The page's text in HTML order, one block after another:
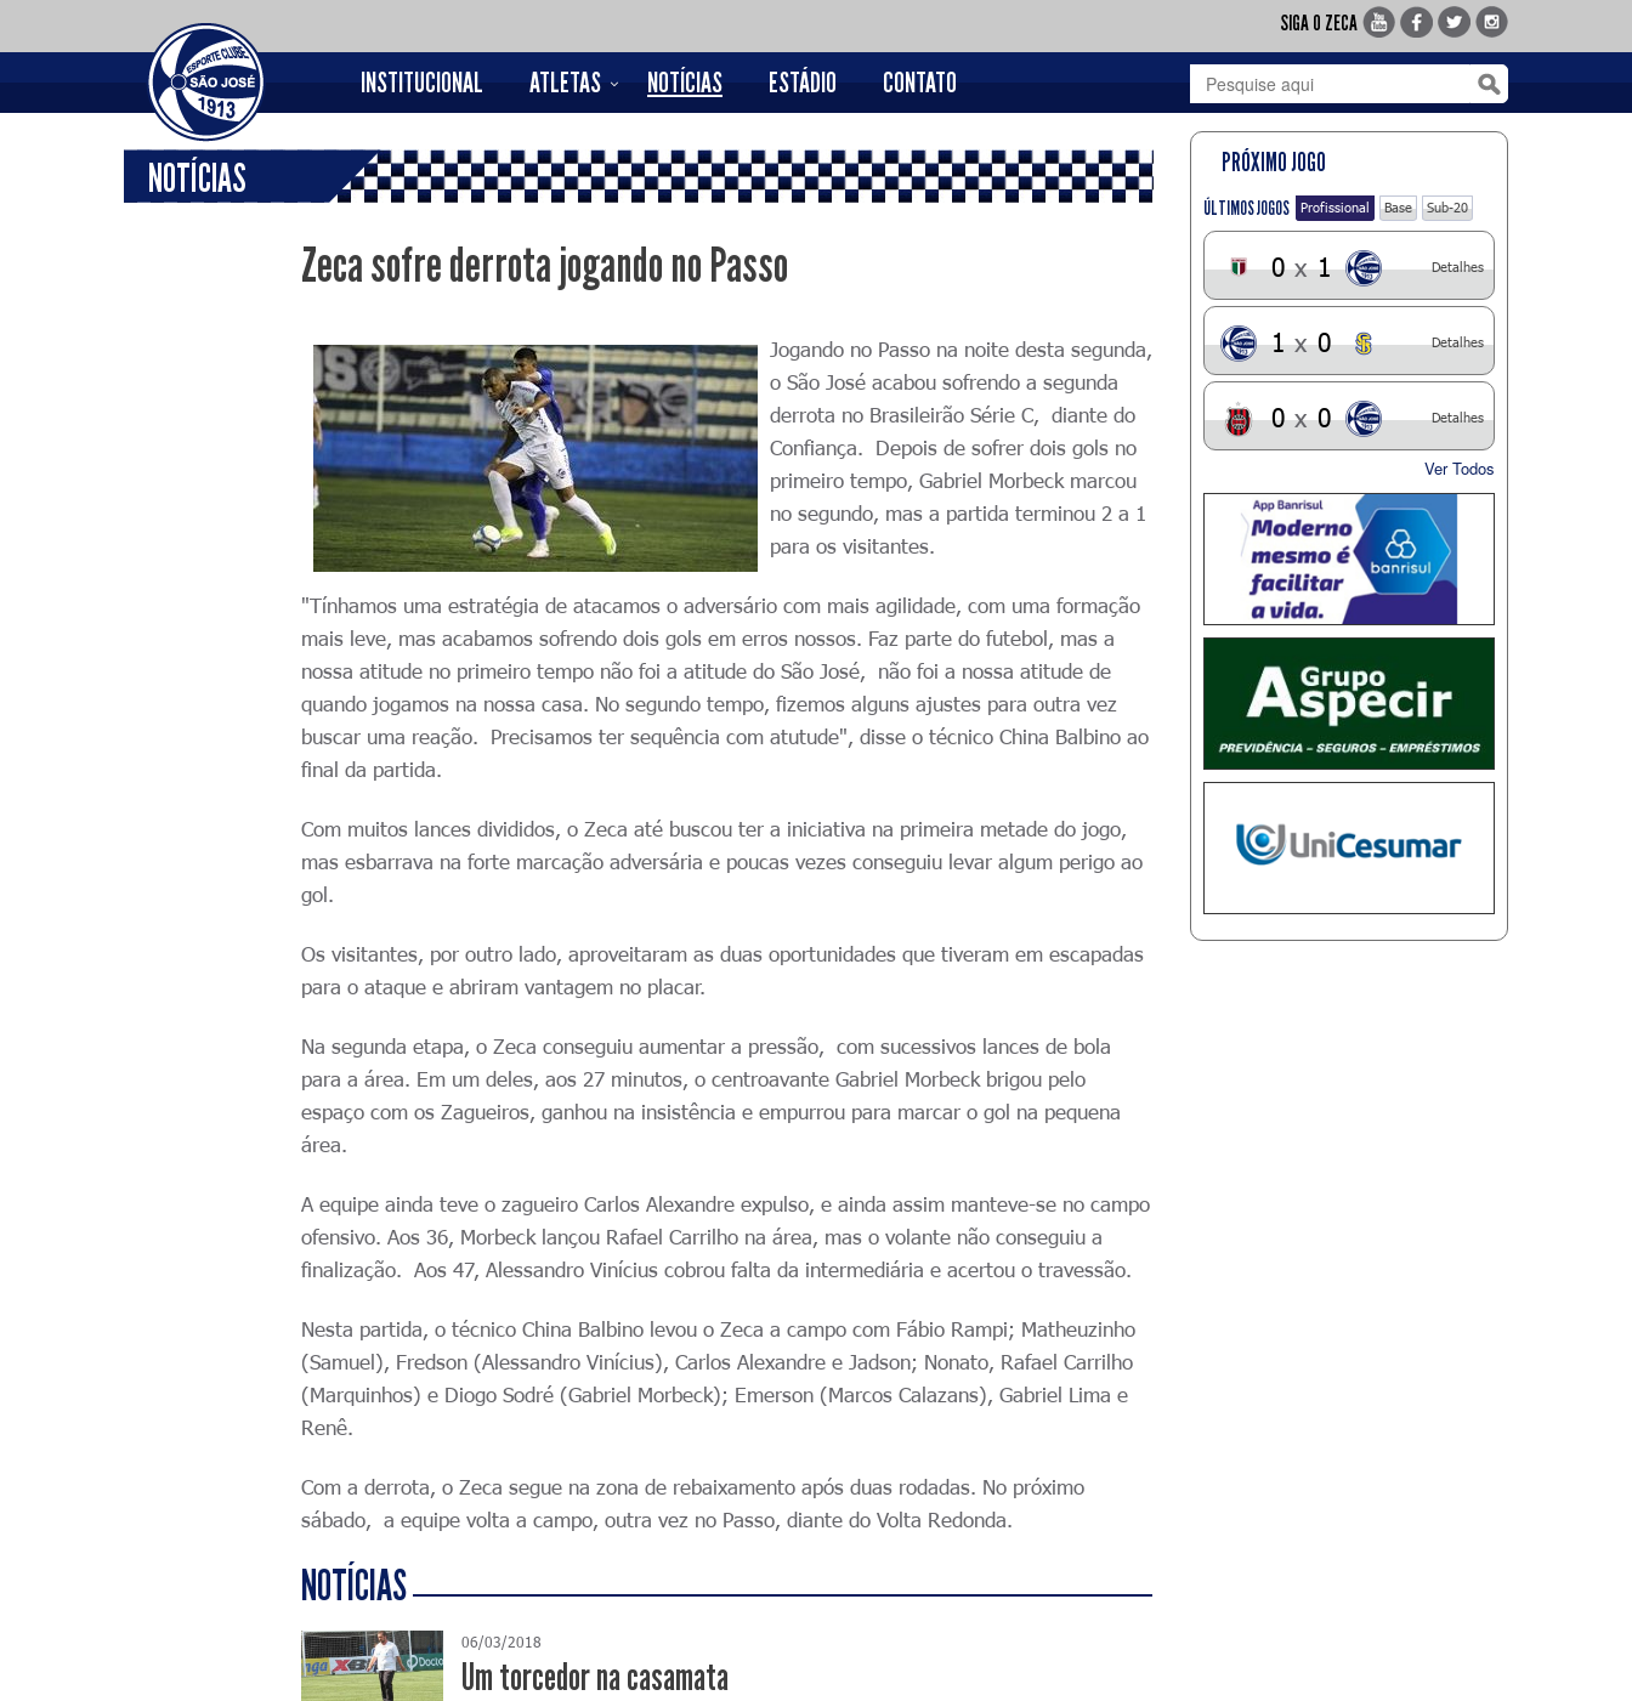
SIGA O ZECA
INSTITUCIONAL ATLETAS NOTÍCIAS ESTÁDIO CONTATO
NOTÍCIAS
Zeca sofre derrota jogando no Passo
Jogando no Passo na noite desta segunda,
o São José acabou sofrendo a segunda
derrota no Brasileirão Série C, diante do
Confiança. Depois de sofrer dois gols no
primeiro tempo, Gabriel Morbeck marcou
no segundo, mas a partida terminou 2 a 1
para os visitantes.
"Tínhamos uma estratégia de atacamos o adversário com mais agilidade, com uma formação
mais leve, mas acabamos sofrendo dois gols em erros nossos. Faz parte do futebol, mas a
nossa atitude no primeiro tempo não foi a atitude do São José, não foi a nossa atitude de
quando jogamos na nossa casa. No segundo tempo, fizemos alguns ajustes para outra vez
buscar uma reação. Precisamos ter sequência com atutude", disse o técnico China Balbino ao
final da partida.
Com muitos lances divididos, o Zeca até buscou ter a iniciativa na primeira metade do jogo,
mas esbarrava na forte marcação adversária e poucas vezes conseguiu levar algum perigo ao
gol.
Os visitantes, por outro lado, aproveitaram as duas oportunidades que tiveram em escapadas
para o ataque e abriram vantagem no placar.
Na segunda etapa, o Zeca conseguiu aumentar a pressão, com sucessivos lances de bola
para a área. Em um deles, aos 27 minutos, o centroavante Gabriel Morbeck brigou pelo
espaço com os Zagueiros, ganhou na insistência e empurrou para marcar o gol na pequena
área.
A equipe ainda teve o zagueiro Carlos Alexandre expulso, e ainda assim manteve-se no campo
ofensivo. Aos 36, Morbeck lançou Rafael Carrilho na área, mas o volante não conseguiu a
finalização. Aos 47, Alessandro Vinícius cobrou falta da intermediária e acertou o travessão.
Nesta partida, o técnico China Balbino levou o Zeca a campo com Fábio Rampi; Matheuzinho
(Samuel), Fredson (Alessandro Vinícius), Carlos Alexandre e Jadson; Nonato, Rafael Carrilho
(Marquinhos) e Diogo Sodré (Gabriel Morbeck); Emerson (Marcos Calazans), Gabriel Lima e
Renê.
Com a derrota, o Zeca segue na zona de rebaixamento após duas rodadas. No próximo
sábado, a equipe volta a campo, outra vez no Passo, diante do Volta Redonda.
NOTÍCIAS
06/03/2018
Um torcedor na casamata
PRÓXIMO JOGO
ÚLTIMOS JOGOS Profissional Base Sub-20
0 x 1 Detalhes
1 x 0 Detalhes
0 x 0 Detalhes
Ver Todos